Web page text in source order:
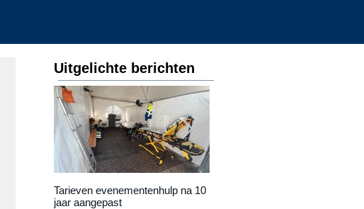
Uitgelichte berichten
Tarieven evenementenhulp na 10
jaar aangepast